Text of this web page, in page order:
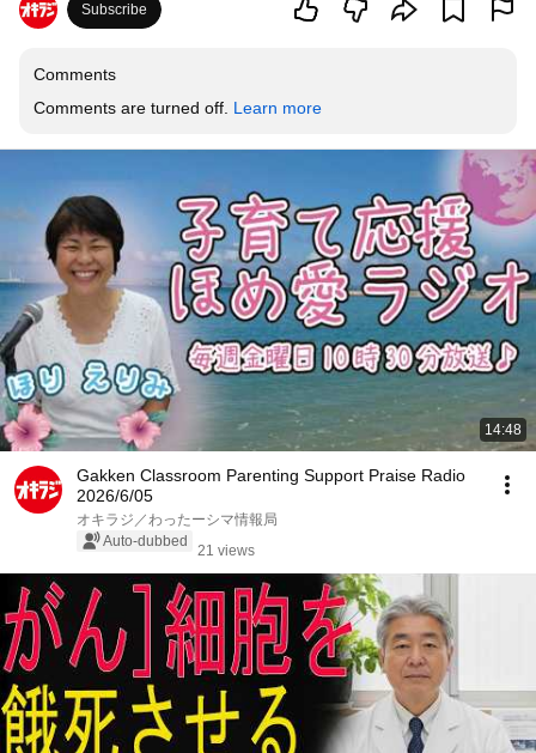
Subscribe
Comments
Comments are turned off. Learn more
14:48
Gakken Classroom Parenting Support Praise Radio
2026/6/05
オキラジ／わったーシマ情報局
Auto-dubbed
21 views